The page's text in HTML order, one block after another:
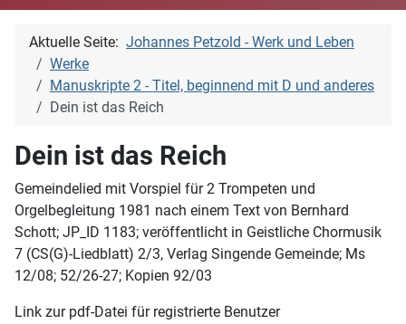
Aktuelle Seite: Johannes Petzold - Werk und Leben
Werke
Manuskripte 2 - Titel, beginnend mit D und anderes
Dein ist das Reich
Dein ist das Reich
Gemeindelied mit Vorspiel für 2 Trompeten und
Orgelbegleitung 1981 nach einem Text von Bernhard
Schott; JP_ID 1183; veröffentlicht in Geistliche Chormusik
7 (CS(G)-Liedblatt) 2/3, Verlag Singende Gemeinde; Ms
12/08; 52/26-27; Kopien 92/03
Link zur pdf-Datei für registrierte Benutzer